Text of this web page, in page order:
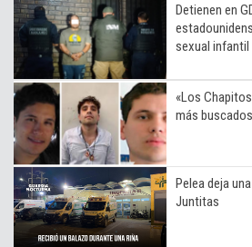
Detienen en
sexual infantil
«Los
más
Pelea deja
Juntitas